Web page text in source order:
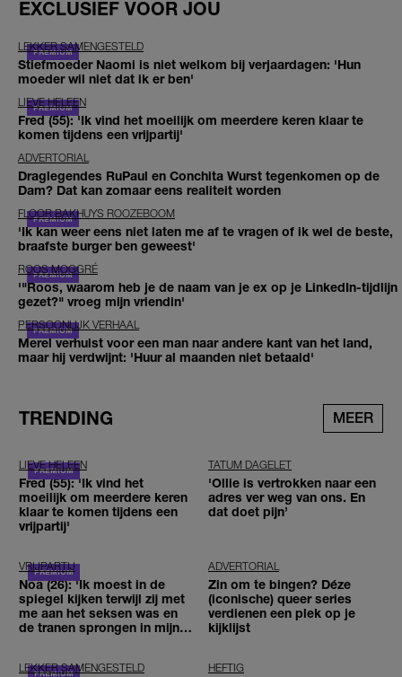
EXCLUSIEF VOOR JOU
LEKKER SAMENGESTELD
Stiefmoeder Naomi is niet welkom bij verjaardagen: 'Hun
moeder wil niet dat ik er ben'
LIEVE HELEEN
Fred (55): 'Ik vind het moeilijk om meerdere keren klaar te
komen tijdens een vrijpartij'
ADVERTORIAL
Draglegendes RuPaul en Conchita Wurst tegenkomen op de
Dam? Dat kan zomaar eens realiteit worden
FLOOR BAKHUYS ROOZEBOOM
'Ik kan weer eens niet laten me af te vragen of ik wel de beste,
braafste burger ben geweest'
ROOS MOGGRÉ
'"Roos, waarom heb je de naam van je ex op je LinkedIn-tijdlijn
gezet?" vroeg mijn vriendin'
PERSOONLIJK VERHAAL
Merel verhuist voor een man naar andere kant van het land,
maar hij verdwijnt: 'Huur al maanden niet betaald'
TRENDING MEER
LIEVE HELEEN
Fred (55): 'Ik vind het
moeilijk om meerdere keren
klaar te komen tijdens een
vrijpartij'
TATUM DAGELET
'Ollie is vertrokken naar een
adres ver weg van ons. En
dat doet pijn’
VRIJPARTIJ
Noa (26): 'Ik moest in de
spiegel kijken terwijl zij met
me aan het seksen was en
de tranen sprongen in mijn
ADVERTORIAL
Zin om te bingen? Déze
(iconische) queer series
verdienen een plek op je
kijklijst
LEKKER SAMENGESTELD HEFTIG